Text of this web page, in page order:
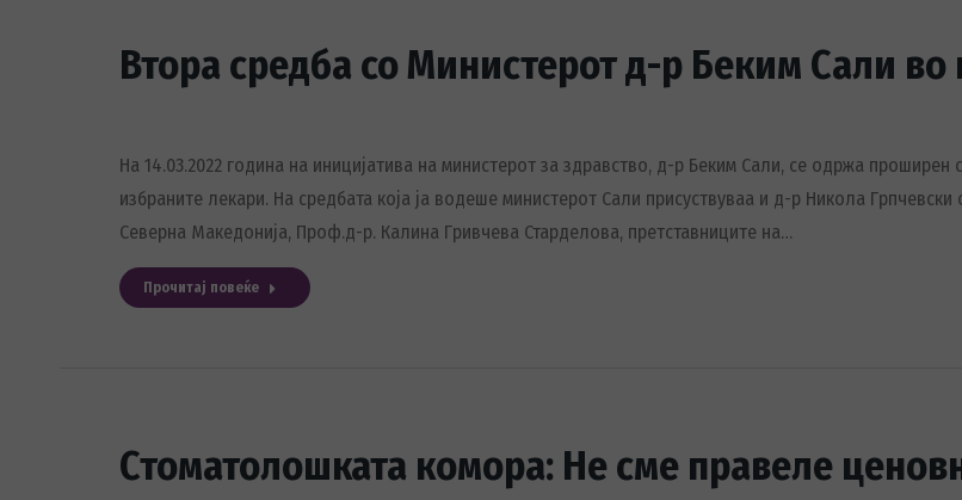
Втора средба со Министерот д-р Беким Сали
На 14.03.2022 година на иницијатива на министерот за здравство, д-р Беким Сали, се одржа
избраните лекари. На средбата која ја водеше министерот Сали присуствуваа и д-р Никола
Северна Македонија, Проф.д-р. Калина Гривчева Старделова, претставниците на…
Прочитај повеќе
Стоматолошката комора: Не сме правеле